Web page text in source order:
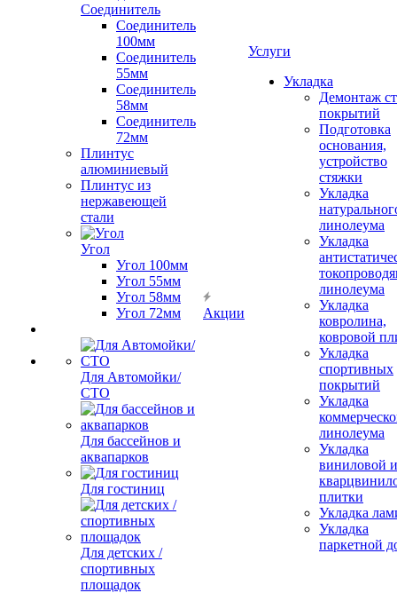
Соединитель
Соединитель
100мм
Соединитель
55мм
Соединитель
58мм
Соединитель
72мм
Плинтус
алюминиевый
Плинтус из
нержавеющей
стали
Угол
Угол 100мм
Угол 55мм
Угол 58мм
Угол 72мм
Для Автомойки/
СТО
Для бассейнов и
аквапарков
Для гостиниц
Для детских /
спортивных
площадок
Акции
Услуги
Укладка
Демонтаж
покрытий
Подготовка
основания,
устройство
стяжки
Укладка
линолеума
Укладка
линолеума
Укладка
ковролина,
ковровой
Укладка
спортивных
покрытий
Укладка
линолеума
Укладка
виниловой и
плитки
Укладка
Укладка
паркетной